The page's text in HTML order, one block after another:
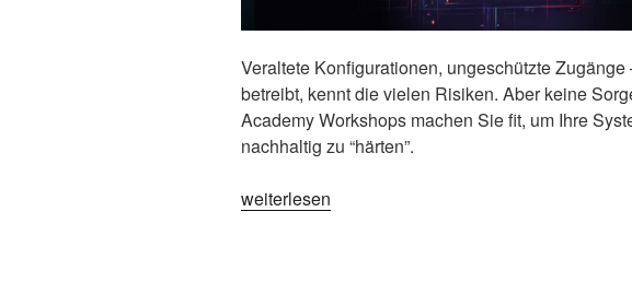
Veraltete Konfigurationen, ungeschützte
betreibt, kennt die vielen Risiken. Aber keine
Academy Workshops machen Sie fit, um Ihre
nachhaltig zu “härten”.
„Neue
weiterlesen